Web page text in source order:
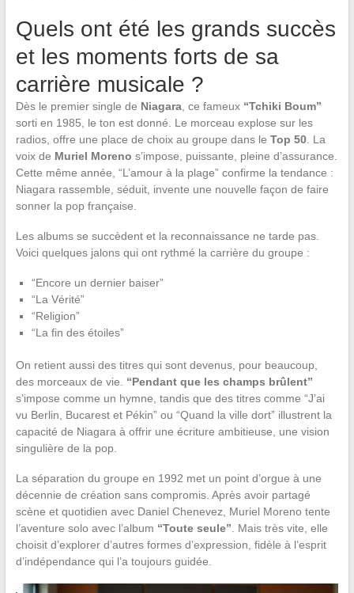
Quels ont été les grands succès
et les moments forts de sa
carrière musicale ?
Dès le premier single de Niagara, ce fameux “Tchiki Boum”
sorti en 1985, le ton est donné. Le morceau explose sur les
radios, offre une place de choix au groupe dans le Top 50. La
voix de Muriel Moreno s’impose, puissante, pleine d’assurance.
Cette même année, “L’amour à la plage” confirme la tendance :
Niagara rassemble, séduit, invente une nouvelle façon de faire
sonner la pop française.
Les albums se succèdent et la reconnaissance ne tarde pas.
Voici quelques jalons qui ont rythmé la carrière du groupe :
“Encore un dernier baiser”
“La Vérité”
“Religion”
“La fin des étoiles”
On retient aussi des titres qui sont devenus, pour beaucoup,
des morceaux de vie. “Pendant que les champs brûlent”
s’impose comme un hymne, tandis que des titres comme “J’ai
vu Berlin, Bucarest et Pékin” ou “Quand la ville dort” illustrent la
capacité de Niagara à offrir une écriture ambitieuse, une vision
singulière de la pop.
La séparation du groupe en 1992 met un point d’orgue à une
décennie de création sans compromis. Après avoir partagé
scène et quotidien avec Daniel Chenevez, Muriel Moreno tente
l’aventure solo avec l’album “Toute seule” . Mais très vite, elle
choisit d’explorer d’autres formes d’expression, fidèle à l’esprit
d’indépendance qui l’a toujours guidée.